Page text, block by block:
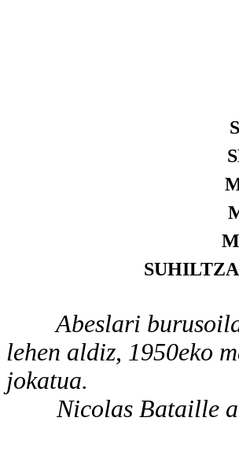
Abeslari burusoila
lehen aldiz, 1950eko
jokatua.
Nicolas Bataille